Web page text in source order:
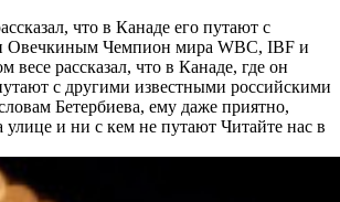
что в Канаде его путают с
Овечкиным Чемпион мира WBC, IBF и
весе рассказал, что в Канаде, где он
с другими известными российскими
Бетербиева, ему даже приятно,
улице и ни с кем не путают Читайте нас в